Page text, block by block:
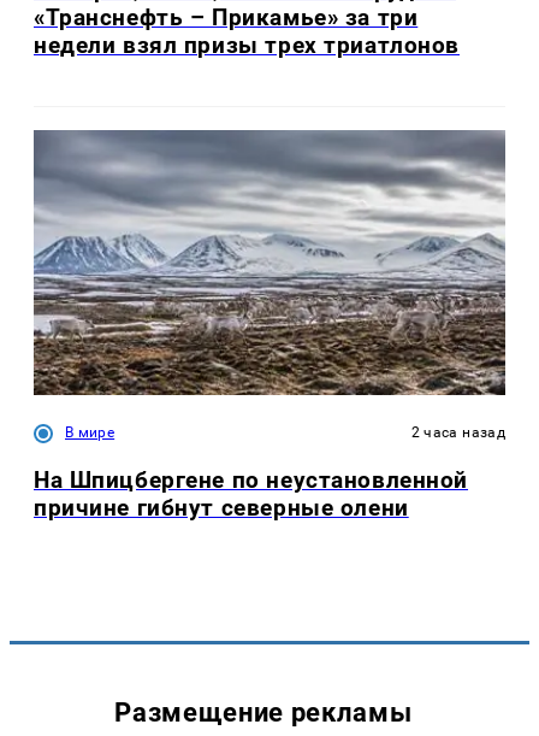
«Транснефть – Прикамье» за три
недели взял призы трех триатлонов
В мире 2 часа назад
На Шпицбергене по неустановленной
причине гибнут северные олени
Размещение рекламы